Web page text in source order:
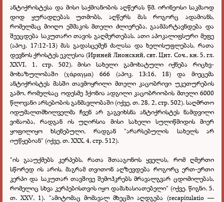
ანტიქრისტესა და მისი საქმიანობის აღწერას წმ. ირინეოსი საკმაოდ
დიდ ყურადღებას უთმობს, აღწერს მას როგორც ადამიანს,
რომელმაც მიიღო ეშმაკის მთელი ძლიერება, გაამპარტავნდება და
შეეცდება საკუთარი თავის გაღმერთებას. ათი აპოკალიფსური მეფე
(აპოკ. 17:12-13) მას გადასცემენ ძალასა და ხელისუფლებას, რათა
დევნოს ქრისტეს ეკლესია (Ириней Лионский, свт. Цит. Соч., кн. 5, гл.
XXVI, 1, стр. 502). მისი სახელი გამოხატული იქნება რიცხვ-
მოხაზულობაში (χάραγμα) 666 (აპოკ. 13:16, 18) და მიეცემა
ანტიქრისტეს მასში თავმოყრილი მთელი კაცობრივი უკეთურების
გამო, რომელსაც ოდესმე ჰქონია ადგილი კაცობრიობის მთელი 6000
წლოვანი არსებობის განმავლობაში(იქვე,თ.28, 2, стр. 502). საღმრთო
იდუმალთმხილველმა ჩვენ არ გაგვიხსნა ანტიქრისტეს ნამდვილი
ვინაობა, რადგან ის უღირსია მისი სახელი სულიწმიდის მიერ
ყოფილიყო ხსენებული, რადგან "არარსებულის სახელს არ
იუწყებიან" (იქვე,თ.XXX, 4, стр. 512).
"ის გააუქმებს კერპებს, რათა შთააგონოს ყველას, რომ ღმერთი
სწორედ ის არის, მაგრამ თვითონ აღზევდება როგორც ერთ-ერთი
კერპი და საკუთარ თავშივე შემოჰკრებს მრავალგვარ ცდომილებას,
რომელიც სხვა კერპებისთვის იყო დამახასიათებელი" (იქვე. წიგნი. 5.
თ. XXV, 1). "ამიტომაც მომავალ მხეცში აღდგება (recapitulatio —